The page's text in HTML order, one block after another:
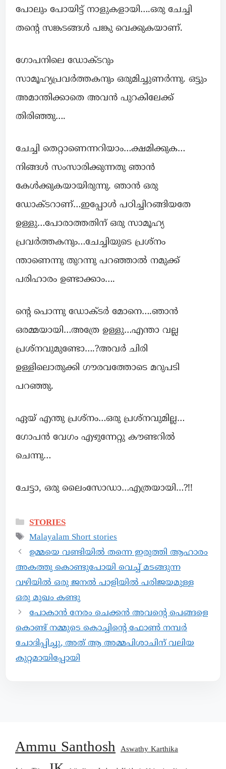
പോലും പോയിട്ട് നാളുകളായി….ഒരു ചേച്ചി
തൻ്റെ സങ്കടങ്ങൾ പങ്കു വെക്കുകയാണ്.
ഗോപനിലെ ഡോക്ടറും
സാമൂഹ്യപ്രവർത്തകനും ഒരുമിച്ചുണർന്നു. ഒട്ടും
അമാന്തിക്കാതെ അവൻ പുറകിലേക്ക്
തിരിഞ്ഞു….
ചേച്ചി തെറ്റാണെന്നറിയാം…ക്ഷമിക്കുക…
നിങ്ങൾ സംസാരിക്കുന്നതു ഞാൻ
കേൾക്കുകയായിരുന്നു. ഞാൻ ഒരു
ഡോക്ടറാണ്…ഇപ്പോൾ പഠിച്ചിറങ്ങിയതേ
ഉള്ളു…പോരാത്തതിന് ഒരു സാമൂഹ്യ
പ്രവർത്തകനും…ചേച്ചിയുടെ പ്രശ്നം
ന്താണെന്നു തുറന്നു പറഞ്ഞാൽ നമുക്ക്
പരിഹാരം ഉണ്ടാക്കാം….
ന്റെ പൊന്നു ഡോക്ടർ മോനെ….ഞാൻ
ഒരമ്മയായി…അത്രേ ഉള്ളു…എന്താ വല്ല
പ്രശ്നവുമുണ്ടോ….?അവർ ചിരി
ഉള്ളിലൊതുക്കി ഗൗരവത്തോടെ മറുപടി
പറഞ്ഞു.
ഏയ് എന്തു പ്രശ്നം…ഒരു പ്രശ്നവുമില്ല…
ഗോപൻ വേഗം എഴുന്നേറ്റു കൗണ്ടറിൽ
ചെന്നു…
ചേട്ടാ, ഒരു ലൈംസോഡാ…എത്രയായി…?!!
STORIES
Malayalam Short stories
ഉമ്മയെ വണ്ടിയിൽ തന്നെ ഇരുത്തി ആഹാരം
അകത്തു കൊണ്ടുപോയി വെച്ച് മടങ്ങുന്ന
വഴിയിൽ ഒരു ജനൽ പാളിയിൽ പരിജയമുള്ള
ഒരു മുഖം കണ്ടു
പോകാൻ നേരം ചെക്കൻ അവന്റെ പെങ്ങളെ
കൊണ്ട് നമ്മുടെ കൊച്ചിന്റെ ഫോൺ നമ്പർ
ചോദിപ്പിച്ചു, അത് ആ അമ്മപിശാചിന് വലിയ
കുറ്റമായിപ്പോയി
Ammu Santhosh Aswathy Karthika